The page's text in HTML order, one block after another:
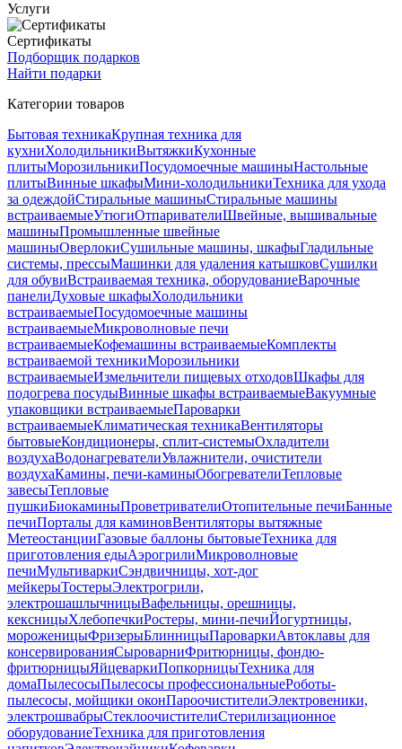
Услуги
Сертификаты
Подборщик подарков
Найти подарки
Категории товаров
Бытовая техникаКрупная техника для
кухниХолодильникиВытяжкиКухонные
плитыМорозильникиПосудомоечные машиныНастольные
плитыВинные шкафыМини-холодильникиТехника для ухода
за одеждойСтиральные машиныСтиральные машины
встраиваемыеУтюгиОтпаривателиШвейные, вышивальные
машиныПромышленные швейные
машиныОверлокиСушильные машины, шкафыГладильные
системы, прессыМашинки для удаления катышковСушилки
для обувиВстраиваемая техника, оборудованиеВарочные
панелиДуховые шкафыХолодильники
встраиваемыеПосудомоечные машины
встраиваемыеМикроволновые печи
встраиваемыеКофемашины встраиваемыеКомплекты
встраиваемой техникиМорозильники
встраиваемыеИзмельчители пищевых отходовШкафы для
подогрева посудыВинные шкафы встраиваемыеВакуумные
упаковщики встраиваемыеПароварки
встраиваемыеКлиматическая техникаВентиляторы
бытовыеКондиционеры, сплит-системыОхладители
воздухаВодонагревателиУвлажнители, очистители
воздухаКамины, печи-каминыОбогревателиТепловые
завесыТепловые
пушкиБиокаминыПроветривателиОтопительные печиБанные
печиПорталы для каминовВентиляторы вытяжные
МетеостанцииГазовые баллоны бытовыеТехника для
приготовления едыАэрогрилиМикроволновые
печиМультиваркиСэндвичницы, хот-дог
мейкерыТостерыЭлектрогрили,
электрошашлычницыВафельницы, орешницы,
кексницыХлебопечкиРостеры, мини-печиЙогуртницы,
мороженицыФризерыБлинницыПароваркиАвтоклавы для
консервированияСыроварниФритюрницы, фондю-
фритюрницыЯйцеваркиПопкорницыТехника для
домаПылесосыПылесосы профессиональныеРоботы-
пылесосы, мойщики оконПароочистителиЭлектровеники,
электрошвабрыСтеклоочистителиСтерилизационное
оборудованиеТехника для приготовления